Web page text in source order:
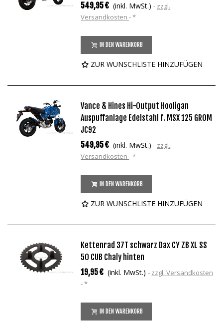
549,95 € (inkl. MwSt.)
zzgl.
Versandkosten *
IN DEN WARENKORB
ZUR WUNSCHLISTE HINZUFÜGEN
Vance & Hines Hi-Output Hooligan
Auspuffanlage Edelstahl f. MSX 125 GROM
JC92
549,95 € (inkl. MwSt.)
zzgl.
Versandkosten *
IN DEN WARENKORB
ZUR WUNSCHLISTE HINZUFÜGEN
Kettenrad 37T schwarz Dax CY ZB XL SS
50 CUB Chaly hinten
19,95 € (inkl. MwSt.)
zzgl. Versandkosten
*
IN DEN WARENKORB